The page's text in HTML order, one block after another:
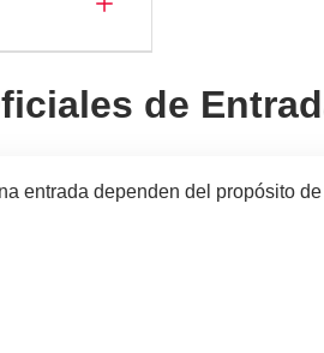
de
entrada dependen del propósito